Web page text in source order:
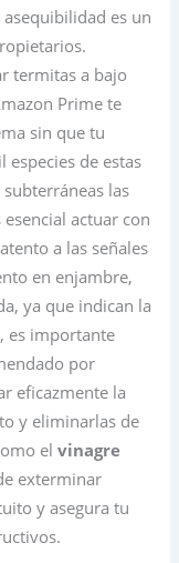
es un
termitas a bajo
Prime te
sin que tu
especies de estas
las
actuar con
a las señales
en enjambre,
ya que indican la
es importante
por
eficazmente la
y eliminarlas de
elvinagre
exterminar
y asegura tu